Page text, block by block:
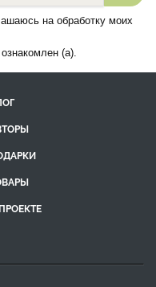
на обработку моих
ознакомлен (а).